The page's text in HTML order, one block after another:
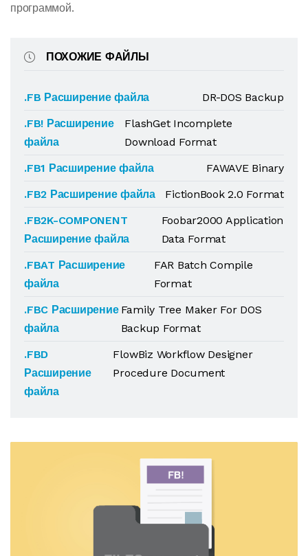
программой.
ПОХОЖИЕ ФАЙЛЫ
.FB Расширение файла
DR-DOS Backup
.FB! Расширение
файла
FlashGet Incomplete
Download Format
.FB1 Расширение файла
FAWAVE Binary
.FB2 Расширение файла
FictionBook 2.0 Format
.FB2K-COMPONENT
Расширение файла
Foobar2000 Application
Data Format
.FBAT Расширение
файла
FAR Batch Compile
Format
.FBC Расширение
файла
Family Tree Maker For DOS
Backup Format
.FBD
Расширение
файла
FlowBiz Workflow Designer
Procedure Document